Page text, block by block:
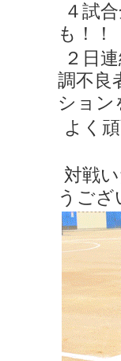
４試
も！！
２日
調不良
ション
よく
対戦
うござ